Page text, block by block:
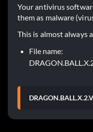
Your antivirus
them as malware
This is almost always
File name: